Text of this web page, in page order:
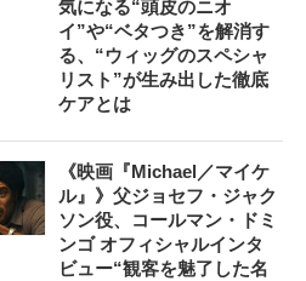
気になる“頭皮のニオ
イ”や“ベタつき”を解消す
る、“ウィッグのスペシャ
リスト”が生み出した徹底
ケアとは
《映画『Michael／マイケ
ル』》父ジョセフ・ジャク
ソン役、コールマン・ドミ
ンゴ オフィシャルインタ
ビュー“観客を魅了した名